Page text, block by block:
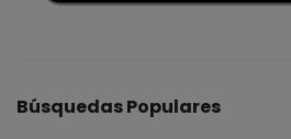
Búsquedas Populares